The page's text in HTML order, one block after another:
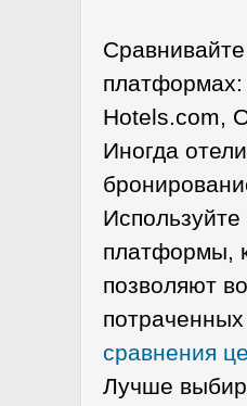
Hotels.com,
Иногда
платформы,
позволяют
сравнения
Лучше